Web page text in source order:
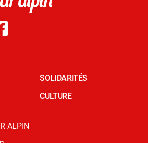
SOLIDARITÉS
CULTURE
ALPIN